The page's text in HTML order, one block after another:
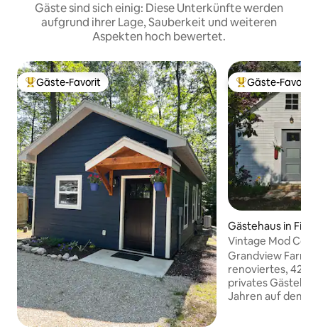
Gäste sind sich einig: Diese Unterkünfte werden
aufgrund ihrer Lage, Sauberkeit und weiteren
Aspekten hoch bewertet.
Beliebter Gäste-Favorit.
Gäste-Favorit Beliebter Gäste-
Gäste-Favorit
Gästehaus in Fish
Vintage Mod
Badewanne!
Grandview Farm
renoviertes, 420
privates
Jahren auf dem